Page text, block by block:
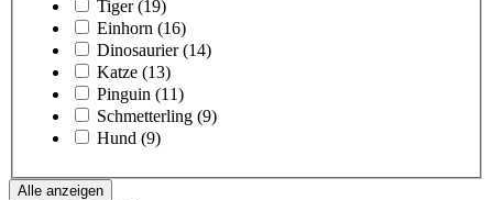
Tiger (19)
Einhorn (16)
Dinosaurier (14)
Katze (13)
Pinguin (11)
Schmetterling (9)
Hund (9)
Alle anzeigen